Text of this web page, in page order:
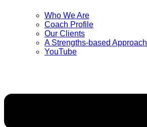
Who We Are
Coach Profile
Our Clients
A Strengths-based Approach
YouTube